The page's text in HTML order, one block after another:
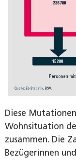
Diese
Wohnsituation
zusammen. Die
Bezügerinnen